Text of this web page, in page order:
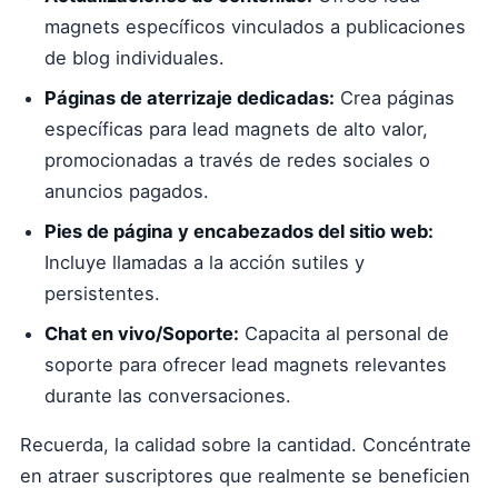
magnets específicos vinculados a publicaciones
de blog individuales.
Páginas de aterrizaje dedicadas: Crea páginas
específicas para lead magnets de alto valor,
promocionadas a través de redes sociales o
anuncios pagados.
Pies de página y encabezados del sitio web:
Incluye llamadas a la acción sutiles y
persistentes.
Chat en vivo/Soporte: Capacita al personal de
soporte para ofrecer lead magnets relevantes
durante las conversaciones.
Recuerda, la calidad sobre la cantidad. Concéntrate
en atraer suscriptores que realmente se beneficien